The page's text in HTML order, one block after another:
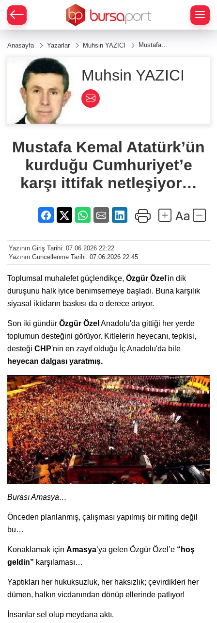
Anasayfa Yazarlar Muhsin YAZICI
Mustafa
Cumhuriyet’e
karşı ittifak
Muhsin YAZICI
Mustafa Kemal Atatürk’ün
kurduğu Cumhuriyet’e
karşı ittifak netleşiyor…
Yazının Giriş Tarihi: 07.06.2026 22:22
Yazının Güncellenme Tarihi: 07.06.2026 22:45
Toplumsal muhalefet güçlendikçe, Özgür Özel 'in dik
duruşunu halk iyice benimsemeye başladı. Buna karşılık
siyasal iktidarın baskısı da o derece artıyor.
Son iki gündür Özgür Özel Anadolu'da gittiği her yerde
toplumun desteğini görüyor. Kitlelerin heyecanı, tepkisi,
desteği CHP'nin en zayıf olduğu İç Anadolu'da bile
heyecan dalgası yaratmış.
Burası Amasya…
Önceden planlanmış, çalışması yapılmış bir miting değil
bu…
Konaklamak için Amasya’ya gelen Özgür Özel’e “hoş
geldin” karşılaması…
Yaptıkları her hukuksuzluk, her haksızlık; çevirdikleri her
dümen, halkın vicdanından dönüp ellerinde patlıyor!
İnsanlar sel olup meydana aktı.